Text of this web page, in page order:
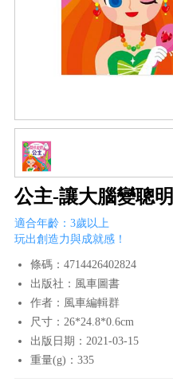
公主-讓大腦變聰
適合年齡：3歲以上
玩出創造力與成就感！
條碼：4714426402824
出版社：風車圖書
作者：風車編輯群
尺寸：26*24.8*0.6cm
出版日期：2021-03-15
重量(g)：335